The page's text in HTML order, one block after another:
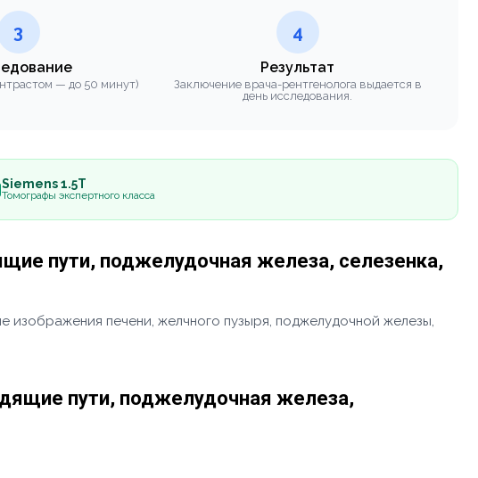
3
— до 50 минут)
4
Результат
Заключение врача-рентгенолога выдается в
день исследования.
Siemens 1.5Т
Томографы экспертного класса
пути, поджелудочная железа, селезенка,
печени, желчного пузыря, поджелудочной железы,
пути, поджелудочная железа,